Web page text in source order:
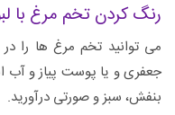
رنگ کردن تخم مرغ با
می توانید تخم مرغ ها را
جعفری و یا پوست پیاز و آب
بنفش، سبز و صورتی درآورید.